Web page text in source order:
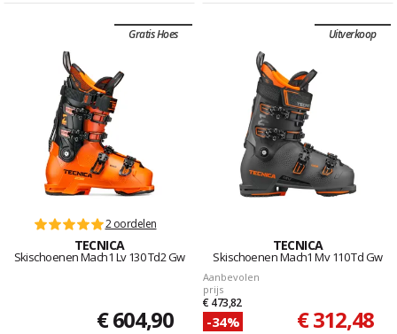
Gratis Hoes
2 oordelen
TECNICA
Skischoenen Mach1 Lv 130 Td2 Gw
€ 604,90
Uitverkoop
TECNICA
Skischoenen Mach1 Mv 110 Td Gw
Aanbevolen
prijs
€ 473,82
-34% € 312,48